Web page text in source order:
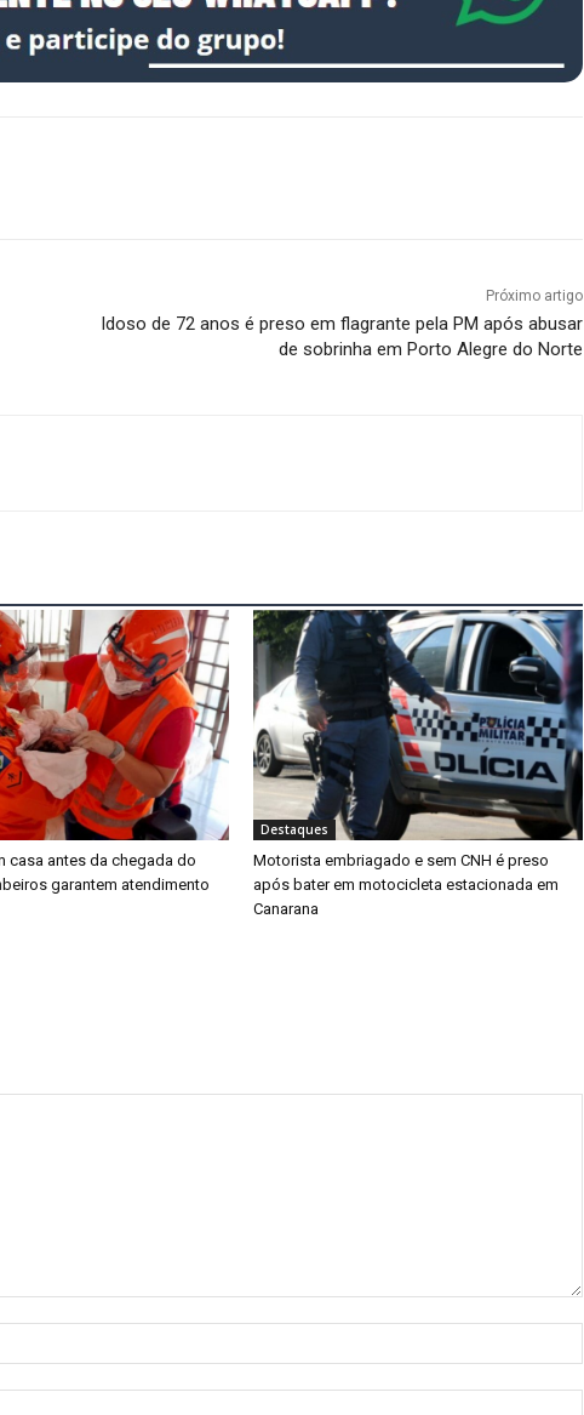
Próximo artigo
Idoso de 72 anos é preso em flagrante pela PM após abusar
de sobrinha em Porto Alegre do Norte
casa antes da chegada do
garantem atendimento
Destaques
Motorista embriagado e sem CNH é preso
após bater em motocicleta estacionada em
Canarana